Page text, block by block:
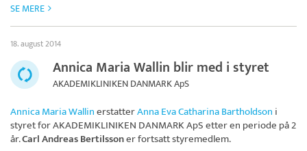
SE MERE
18. august 2014
Annica Maria Wallin blir med i styret
AKADEMIKLINIKEN DANMARK ApS
Annica Maria WallinerstatterAnna Eva Catharina Bartholdson i
styret forAKADEMIKLINIKEN DANMARK ApSetter en periode på 2
år.Carl Andreas Bertilssoner fortsatt styremedlem.